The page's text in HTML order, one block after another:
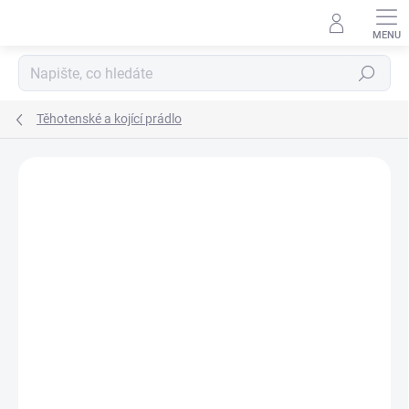
Hledat
Těhotenské a kojící prádlo